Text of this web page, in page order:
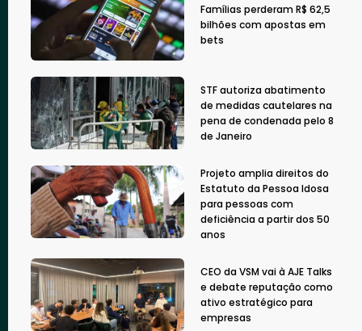
Famílias perderam R$ 62,5
bilhões com apostas em
bets
STF autoriza abatimento
de medidas cautelares na
pena de condenada pelo 8
de Janeiro
Projeto amplia direitos do
Estatuto da Pessoa Idosa
para pessoas com
deficiência a partir dos 50
anos
CEO da VSM vai à AJE Talks
e debate reputação como
ativo estratégico para
empresas